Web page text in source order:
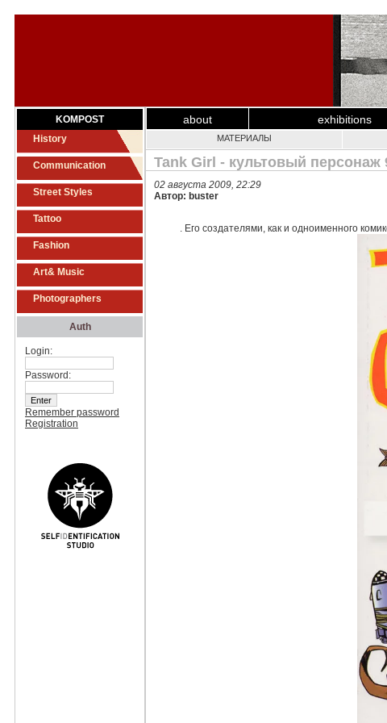
KOMPOST
History
Communication
Street Styles
Tattoo
Fashion
Art& Music
Photographers
Auth
Login:
Password:
Remember password
Registration
about exhibitions
МАТЕРИАЛЫ
Tank Girl - культовый персонаж
02 августа 2009, 22:29
Автор: buster
. Его создателями, как и одноименного